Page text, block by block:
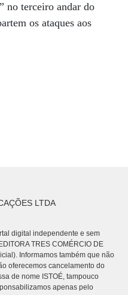
no terceiro andar do
os ataques aos
LTDA
digital independente e sem
TRES COMÉRCIO DE
Informamos também que não
oferecemos cancelamento do
de nome ISTOÉ, tampouco
apenas pelo